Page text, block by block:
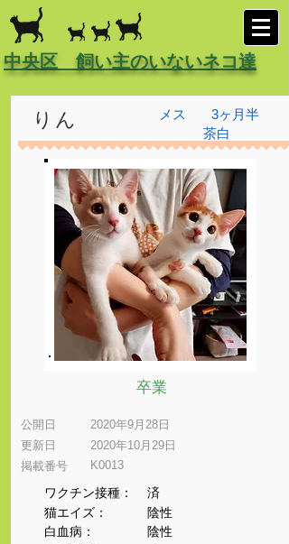
中央区 飼い主のいないネコ達
メス
りん
3ヶ月半
茶白
卒業
公開日
更新日
​掲載番号
2020年9月28日
2020年10月29日
K0013
ワクチン接種：
猫エイズ：
​白血病：
済
陰性
陰性